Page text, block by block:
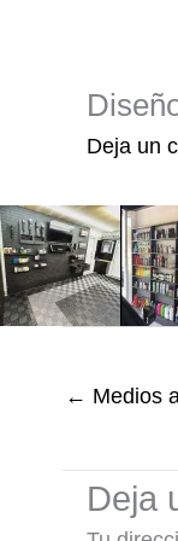
Deja un
← Medios
Deja